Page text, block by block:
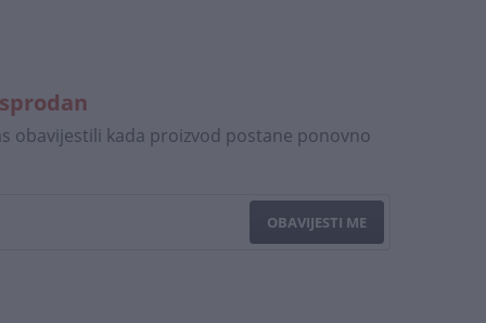
obavijestili kada proizvod postane ponovno
OBAVIJESTI ME